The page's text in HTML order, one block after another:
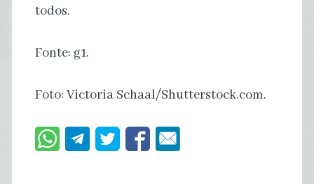
todos.
Fonte: g1.
Foto: Victoria Schaal/Shutterstock.com.